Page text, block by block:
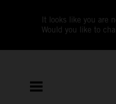
It looks like you are
Would you like to